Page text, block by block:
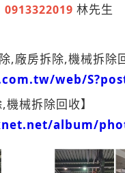
0913322019 林先生
,廠房拆除,機械拆除
web/
械拆除回收】
album/